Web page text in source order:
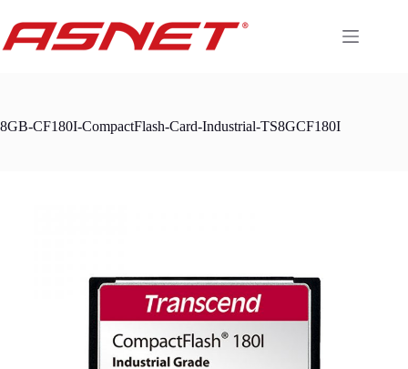
content
8GB-CF180I-CompactFlash-Card-Industrial-TS8GCF180I